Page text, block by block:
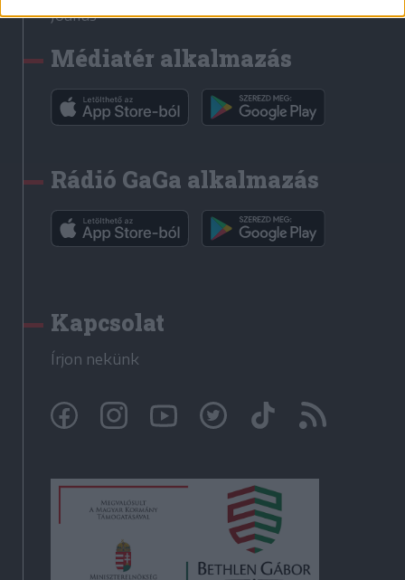
Jóállás
Médiatér alkalmazás
Rádió GaGa alkalmazás
Kapcsolat
Írjon nekünk